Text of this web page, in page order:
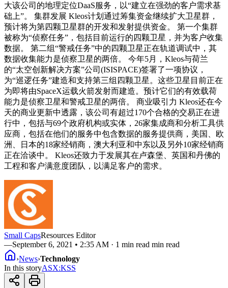
大该公司的地理定位DaaS服务，以“建立在强劲的客户需求基
础上”。 集群发展 Kleos计划通过筹集资金继续扩大卫星群，
预计将为第四颗卫星群的开发和发射提供资金。 第一个集群
被称为“侦察任务”，包括目前运行的四颗卫星，并为客户收集
数据。 第二组“警戒任务”中的四颗卫星正在轨道调试中，其
数据收集能力是侦察卫星的两倍。 今年5月，Kleos与荷兰
的“太空创新解决方案”公司(ISISPACE)签署了一项协议，
为“巡逻任务”建造和支持第三组四颗卫星。这些卫星目前正在
为即将由SpaceX运载火箭发射而建造。预计它们的有效载荷
能力是侦察卫星和警戒卫星的两倍。 商业吸引力 Kleos还在今
天的商业更新中透露，该公司有超过170个合格的交易正在进
行中，包括与69个政府机构或实体，26家集成商和分析工具供
应商，包括在他们的服务中包含数据的服务提供商，美国、欧
洲、日本的18家经销商，澳大利亚和中东以及另外10家经销商
正在洽谈中。 Kleos还致力于发展其在卢森堡、英国和丹佛的
工程和客户满意度团队，以满足客户的需求。
Small CapsResources Editor
—September 6, 2021 • 2:35 AM · 1 min read min read
›News›Technology
In this storyASX:KSS